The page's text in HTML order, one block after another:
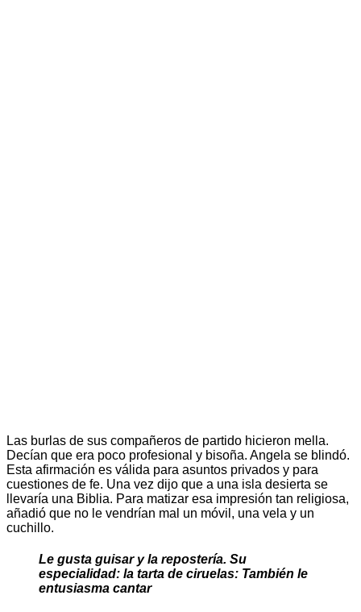
Las burlas de sus compañeros de partido hicieron mella.
Decían que era poco profesional y bisoña. Angela se blindó.
Esta afirmación es válida para asuntos privados y para
cuestiones de fe. Una vez dijo que a una isla desierta se
llevaría una Biblia. Para matizar esa impresión tan religiosa,
añadió que no le vendrían mal un móvil, una vela y un
cuchillo.
Le gusta guisar y la repostería. Su
especialidad: la tarta de ciruelas: También le
entusiasma cantar